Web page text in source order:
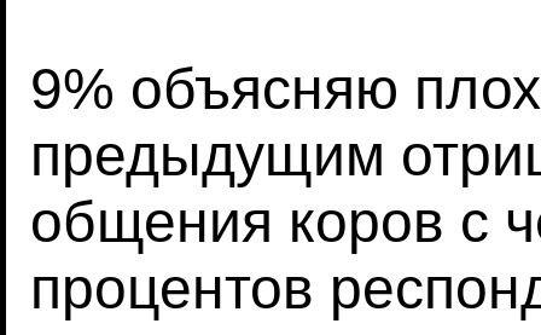
9% объясняю
предыдущим
общения коров с
процентов